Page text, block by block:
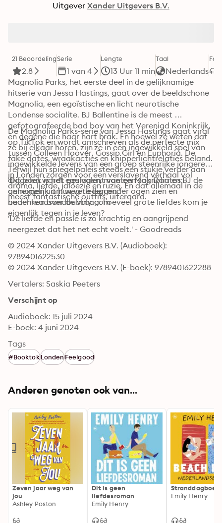
Uitgever Xander Uitgevers B.V.
21 Beoordeling
2.8
Serie
1 van 4
Lengte
13 Uur 11 min
Taal
Nederlands
Magnolia Parks, het eerste deel in de gelijknamige
hitserie van Jessa Hastings, gaat over de beeldschone
Magnolia, een egoïstische en licht neurotische
Londense socialite. BJ Ballentine is de meest
gefotografeerde bad boy van het Verenigd Koninkrijk,
en degene die haar hart brak. En hoewel ze weten dat
ze bij elkaar horen, zijn ze in een ingewikkeld spel van
fake dates, wraakacties en knipperlichtrelaties beland.
Terwijl hun spiegelpaleis steeds een stukje verder aan
diggelen wordt geslagen, moeten Magnolia en BJ de
geheimen uit hun verleden onder ogen zien en
nadenken over de vraag: hoeveel grote liefdes kom je
eigenlijk tegen in je leven?
De Magnolia Parks-serie van Jessa Hastings gaat viral
op TikTok en wordt omschreven als de perfecte mix
tussen Colleen Hoover, Gossip Girl en Euphoria. De
ingewikkelde levens van een groep steenrijke jongeren
in Londen zorgen voor een verslavend verhaal vol
drama, liefde, jaloezie en ruzie. En dat allemaal in de
meest fantastische outfits, uiteraard.
'Dit boek is het equivalent van een zak Doritos:
onmogelijk om weg te leggen.' -
beachreadsandbubbly.com
'De liefde en passie is zo krachtig en aangrijpend
neergezet dat het net echt voelt.' - Goodreads
© 2024 Xander Uitgevers B.V. (Audioboek):
9789401622530
© 2024 Xander Uitgevers B.V. (E-boek): 9789401622288
Vertalers: Saskia Peeters
Verschijnt op
Audioboek: 15 juli 2024
E-boek: 4 juni 2024
Tags
#BooktokLondenFeelgood
Anderen genoten ook van...
Zeven jaar weg van
jou
Ashley Poston
Dit is geen
liefdesroman
Emily Henry
Stranddagboek
Emily Henry